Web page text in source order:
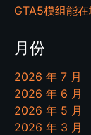
GTA5模组能
月份
2026 年 7 月
2026 年 6 月
2026 年 5 月
2026 年 3 月